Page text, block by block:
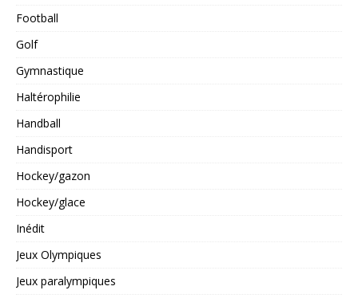
Football
Golf
Gymnastique
Haltérophilie
Handball
Handisport
Hockey/gazon
Hockey/glace
Inédit
Jeux Olympiques
Jeux paralympiques